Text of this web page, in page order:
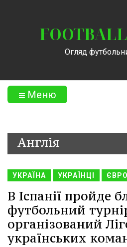
FOOTBALL
Огляд
Меню
Англія
УКРАЇНА УКРАЇНЦІ
В Іспанії пройде
футбольний
організований
українських